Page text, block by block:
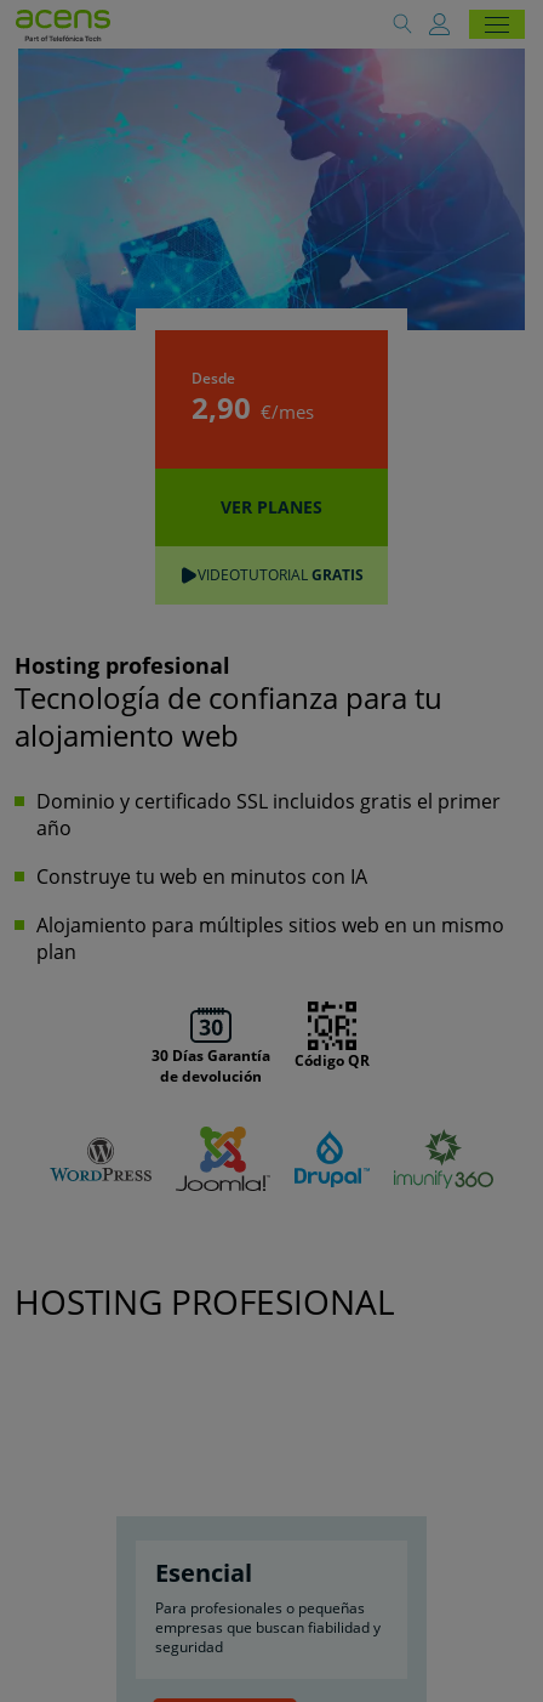
Desde
2,90 €/mes
VER PLANES
VIDEOTUTORIALGRATIS
Hosting profesional
Tecnología de confianza para tu
alojamiento web
Dominio y certificado SSL incluidos gratis el primer
año
Construye tu web en minutos con IA
Alojamiento para múltiples sitios web en un mismo
plan
30 Días Garantía
de devolución
Código QR
HOSTING PROFESIONAL
Esencial
Para profesionales o pequeñas
empresas que buscan fiabilidad y
seguridad